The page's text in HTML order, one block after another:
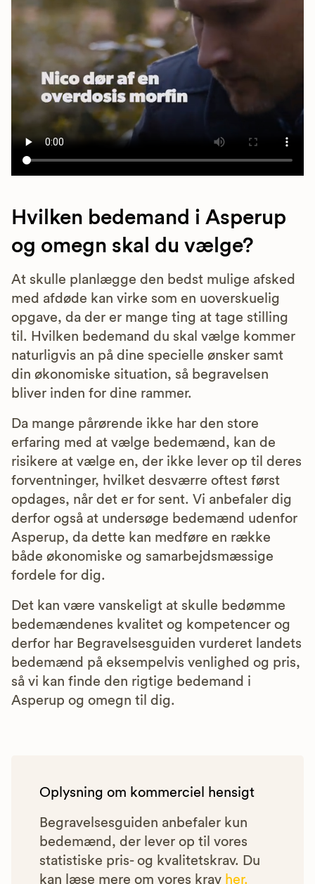
Hvilken bedemand i Asperup
og omegn skal du vælge?
At skulle planlægge den bedst mulige afsked
med afdøde kan virke som en uoverskuelig
opgave, da der er mange ting at tage stilling
til. Hvilken bedemand du skal vælge kommer
naturligvis an på dine specielle ønsker samt
din økonomiske situation, så begravelsen
bliver inden for dine rammer.
Da mange pårørende ikke har den store
erfaring med at vælge bedemænd, kan de
risikere at vælge en, der ikke lever op til deres
forventninger, hvilket desværre oftest først
opdages, når det er for sent. Vi anbefaler dig
derfor også at undersøge bedemænd udenfor
Asperup, da dette kan medføre en række
både økonomiske og samarbejdsmæssige
fordele for dig.
Det kan være vanskeligt at skulle bedømme
bedemændenes kvalitet og kompetencer og
derfor har Begravelsesguiden vurderet landets
bedemænd på eksempelvis venlighed og pris,
så vi kan finde den rigtige bedemand i
Asperup og omegn til dig.
Oplysning om kommerciel hensigt
Begravelsesguiden anbefaler kun
bedemænd, der lever op til vores
statistiske pris- og kvalitetskrav. Du
kan læse mere om vores krav her.